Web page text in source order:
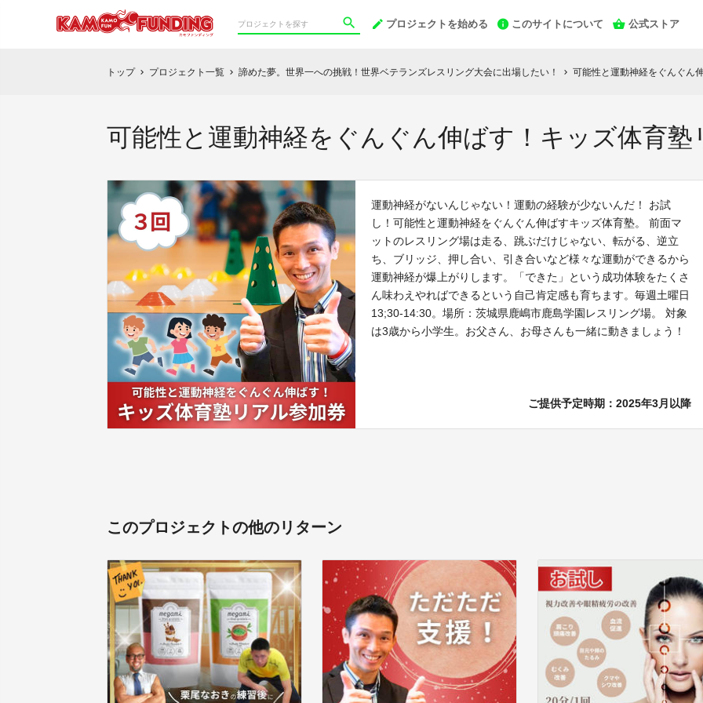
プロジェクトを始める このサイトについて 公式ストア
トップ chevron_right プロジェクト一覧 chevron_right 諦めた夢。世界一への挑戦！世界ベテランズレスリング大会に出場したい！ chevron_right 可能性と運動神経をぐんぐん
可能性と運動神経をぐんぐん伸ばす！キッズ体育塾
運動神経がないんじゃない！運動の経験が少ないんだ！ お試
し！可能性と運動神経をぐんぐん伸ばすキッズ体育塾。 前面マ
ットのレスリング場は走る、跳ぶだけじゃない、転がる、逆立
ち、ブリッジ、押し合い、引き合いなど様々な運動ができるから
運動神経が爆上がりします。「できた」という成功体験をたくさ
ん味わえやればできるという自己肯定感も育ちます。毎週土曜日
13;30-14:30。場所：茨城県鹿嶋市鹿島学園レスリング場。 対象
は3歳から小学生。お父さん、お母さんも一緒に動きましょう！
ご提供予定時期：2025年3月以降
このプロジェクトの他のリターン